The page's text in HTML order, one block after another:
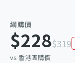
網購價
$228$319
vs 香港團購價